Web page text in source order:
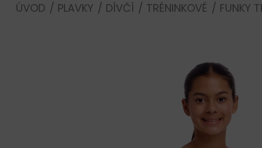
ÚVOD / PLAVKY / DÍVČÍ / TRÉNINKOVÉ / FUNKY